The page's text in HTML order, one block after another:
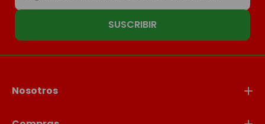
SUSCRIBIR
Nosotros